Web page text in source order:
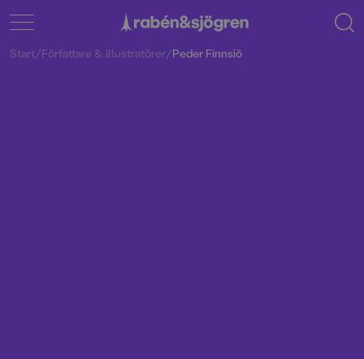
Start/Författare & illustratörer/Peder Finnsiö